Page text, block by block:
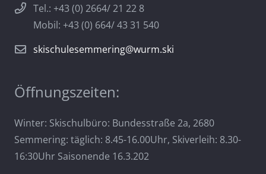
Tel.: +43 (0) 2664/ 21 22 8
Mobil: +43 (0) 664/ 43 31 540
skischulesemmering@wurm.ski
Öffnungszeiten:
Winter: Skischulbüro: Bundesstraße 2a, 2680
Semmering: täglich: 8.45-16.00Uhr, Skiverleih: 8.30-
16:30Uhr Saisonende 16.3.202